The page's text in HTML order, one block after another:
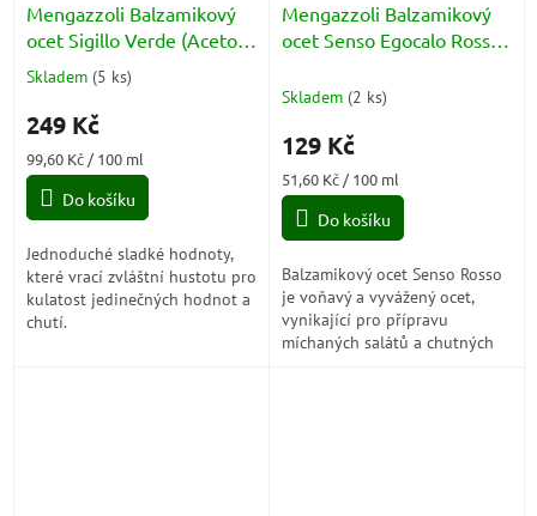
Mengazzoli Balzamikový
ocet Sigillo Verde (Aceto
Balsamico di Modena) BIO
IGP 250ml
Průměrné
produktu
5,0
5
Skladem (5 ks)
249 Kč
Měrná
cena:
99,60 Kč / 100 ml
Do košíku
Jednoduché sladké hodnoty,
které vrací zvláštní hustotu pro
kulatost jedinečných hodnot a
chutí.
Mengazzoli Balzamikový
ocet Senso Egocalo Rosso
di Modena) IGP 250ml
Skladem (2 ks)
129 Kč
Měrná
cena:
51,60 Kč / 100 ml
Do košíku
Balzamikový ocet Senso Rosso
je voňavý a vyvážený ocet,
vynikající pro přípravu
míchaných salátů a chutných